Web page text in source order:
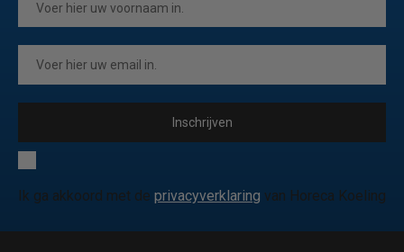
Inschrijven
Ik ga akkoord met de privacyverklaring van Horeca Koeling